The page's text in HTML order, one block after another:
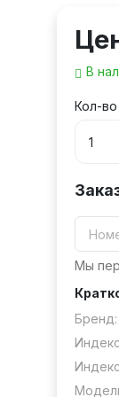
В
Кол-во
Мы
Бренд: